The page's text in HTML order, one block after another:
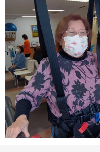
輝
く
「
ひ
と
」
を
紹
介
す
る
メ
デ
ィ
ア